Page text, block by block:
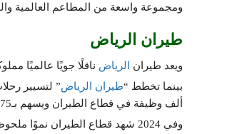
ومجموعة واسعة من المطاعم العالمية
طيران الرياض
ويعد طيران الرياض ناقلًا جويًا عالميًا
بينما تخطط “طيران الرياض
ألف وظيفة في قطاع الطيران ويسهم بـ75 مليار ريال في الناتج المحلي غير النفطي.